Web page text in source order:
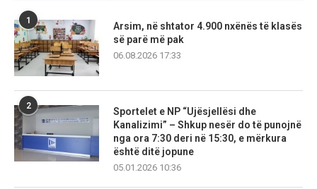
1
Arsim, në shtator 4.900 nxënës të klasës
së parë më pak
06.08.2026 17:33
2
Sportelet e NP “Ujësjellësi dhe
Kanalizimi” – Shkup nesër do të punojnë
nga ora 7:30 deri në 15:30, e mërkura
është ditë jopune
05.01.2026 10:36